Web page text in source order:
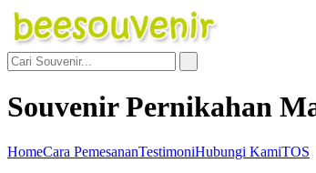
Souvenir Pernikahan
HomeCara PemesananTestimoniHubungi KamiTOS